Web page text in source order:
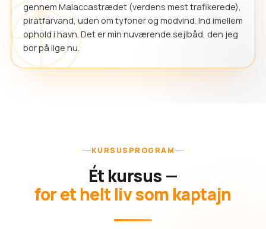
gennem Malaccastrædet (verdens mest trafikerede),
piratfarvand, uden om tyfoner og modvind. Ind imellem
ophold i havn. Det er min nuværende sejlbåd, den jeg
bor på lige nu.
KURSUSPROGRAM
Ét kursus —
for et helt liv som kaptajn